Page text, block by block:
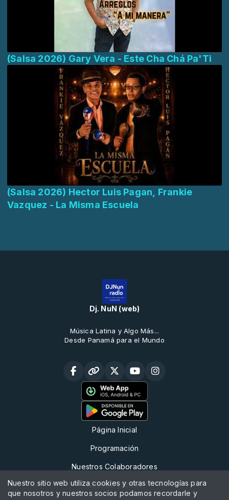
(Salsa 2026) Gary Vera - Este Cha Chá Pa'Ti
(Salsa 2026) Hector Luis Pagan, Frankie
Vazquez - La Misma Escuela
Dj. NuN (web)
Música Latina y Algo Más...
Desde Panamá para el Mundo
Página Inicial
Programación
Nuestros Colaboradores
Noticias y Bloqs
Nuestro sitio web utiliza cookies y otras tecnologías para
que nosotros y nuestros socios podamos recordarle y